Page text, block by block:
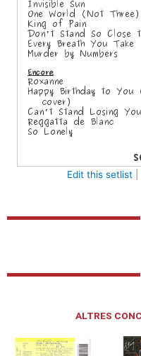
Edit this setlist|
ALTRES